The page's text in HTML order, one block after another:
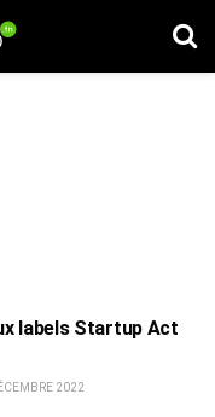
labels Startup Act
2022